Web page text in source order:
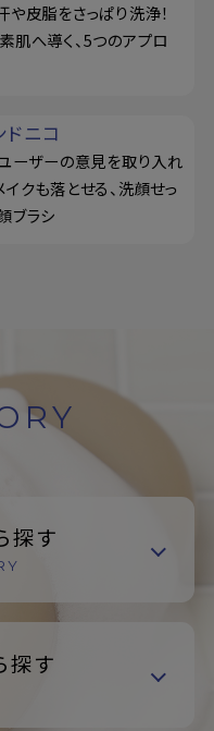
や皮脂をさっぱり洗浄！
肌へ導く、5つのアプロ
ドニコ
ーザーの意見を取り入れ
イクも落とせる、洗顔せっ
ブラシ
探す
探す